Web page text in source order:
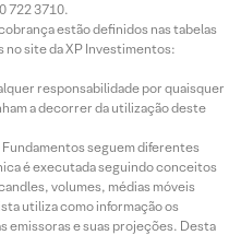
722 3710.
estão definidos nas tabelas
site da XP Investimentos:
responsabilidade por quaisquer
a decorrer da utilização deste
Fundamentos seguem diferentes
é executada seguindo conceitos
volumes, médias móveis
utiliza como informação os
emissoras e suas projeções. Desta